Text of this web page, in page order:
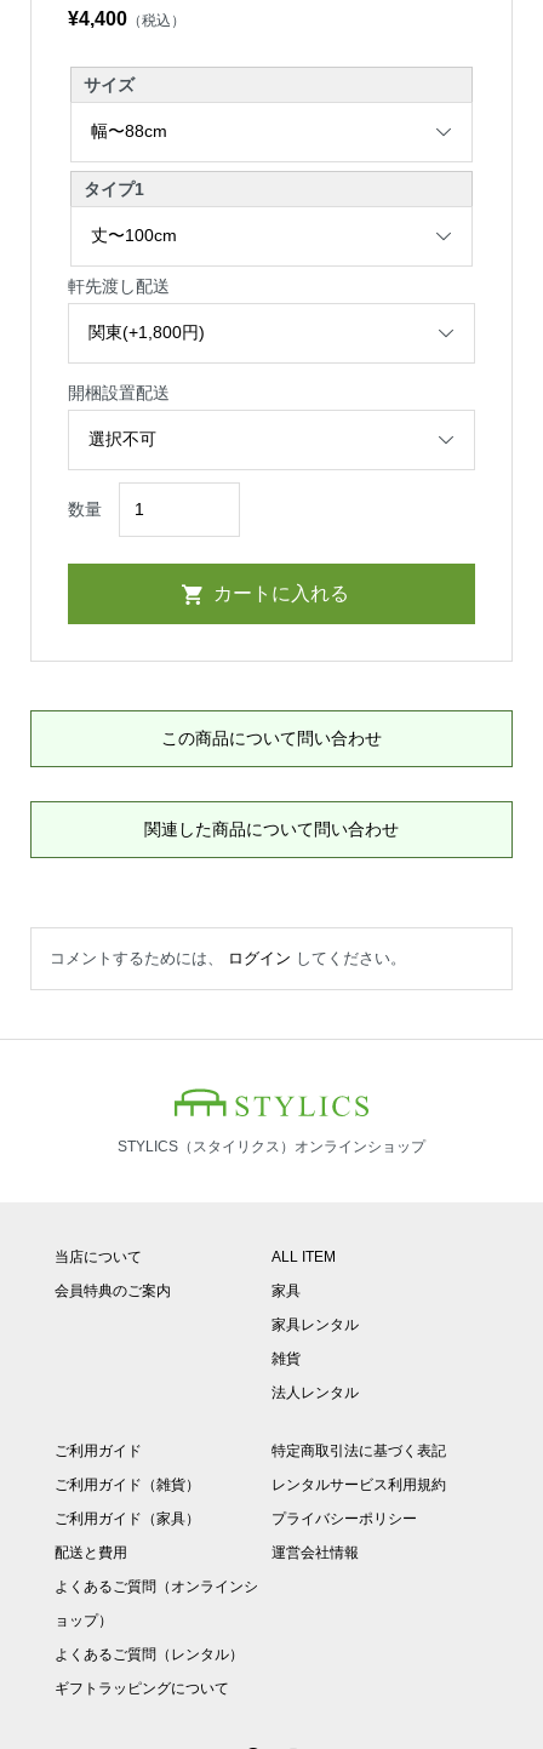
¥4,400（税込）
サイズ
タイプ1
軒先渡し配送
開梱設置配送
数量
この商品について問い合わせ
関連した商品について問い合わせ
コメントするためには、 ログイン してください。
STYLICS（スタイリクス）オンラインショップ
当店について
会員特典のご案内
ALL ITEM
家具
家具レンタル
雑貨
法人レンタル
ご利用ガイド
ご利用ガイド（雑貨）
ご利用ガイド（家具）
配送と費用
よくあるご質問（オンラインシ
ョップ）
よくあるご質問（レンタル）
ギフトラッピングについて
特定商取引法に基づく表記
レンタルサービス利用規約
プライバシーポリシー
運営会社情報